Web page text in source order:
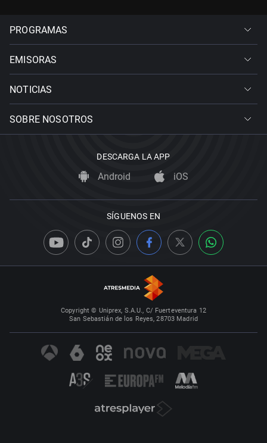
PROGRAMAS
EMISORAS
NOTICIAS
SOBRE NOSOTROS
DESCARGA LA APP
Android iOS
SÍGUENOS EN
Copyright © Uniprex, S.A.U., C/ Fuerteventura 12
San Sebastián de los Reyes, 28703 Madrid